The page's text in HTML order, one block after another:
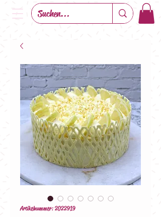
Artikelnummer: 2022919